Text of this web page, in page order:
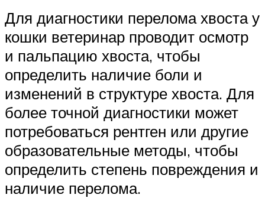
Для диагностики перелома хвоста у
кошки ветеринар проводит осмотр
и пальпацию хвоста, чтобы
определить наличие боли и
изменений в структуре хвоста. Для
более точной диагностики может
потребоваться рентген или другие
образовательные методы, чтобы
определить степень повреждения и
наличие перелома.